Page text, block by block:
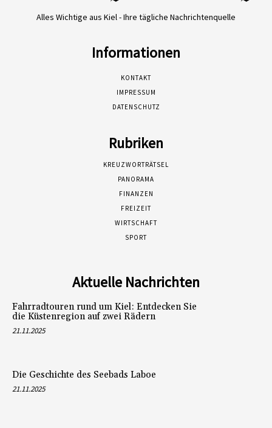
Alles Wichtige aus Kiel - Ihre tägliche Nachrichtenquelle
Informationen
KONTAKT
IMPRESSUM
DATENSCHUTZ
Rubriken
KREUZWORTRÄTSEL
PANORAMA
FINANZEN
FREIZEIT
WIRTSCHAFT
SPORT
Aktuelle Nachrichten
Fahrradtouren rund um Kiel: Entdecken Sie
die Küstenregion auf zwei Rädern
21.11.2025
Die Geschichte des Seebads Laboe
21.11.2025